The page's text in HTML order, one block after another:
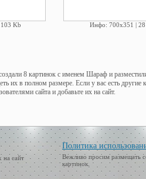
Kb Инфо: 700х351 |
8 картинок с именем Шараф и
их в полном размере. Если у вас есть
сайта и добавьте их на сайт.
на сайт
Политика
Вежливо просим размещать
картинок.